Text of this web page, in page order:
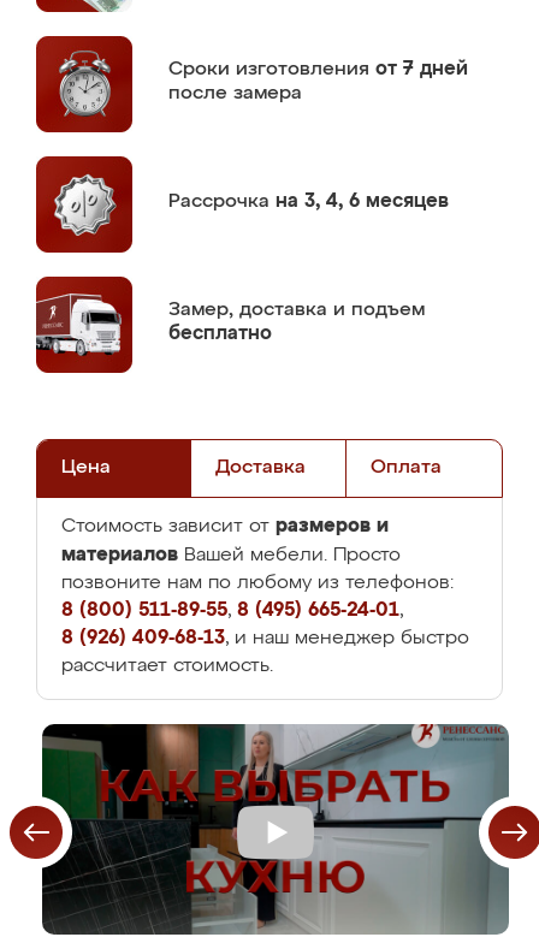
Сроки изготовления от 7 дней
после замера
Рассрочка на 3, 4, 6 месяцев
Замер, доставка и подъем
бесплатно
Цена Доставка Оплата
Стоимость зависит от размеров и
материалов Вашей мебели. Просто
позвоните нам по любому из телефонов:
8 (800) 511-89-55, 8 (495) 665-24-01,
8 (926) 409-68-13, и наш менеджер быстро
рассчитает стоимость.